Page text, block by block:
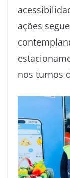
ações
nos turnos